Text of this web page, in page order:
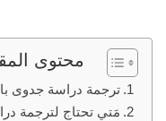
محتوى
ترجمة دراسة جدوى
مَتي تحتاج لترجمة